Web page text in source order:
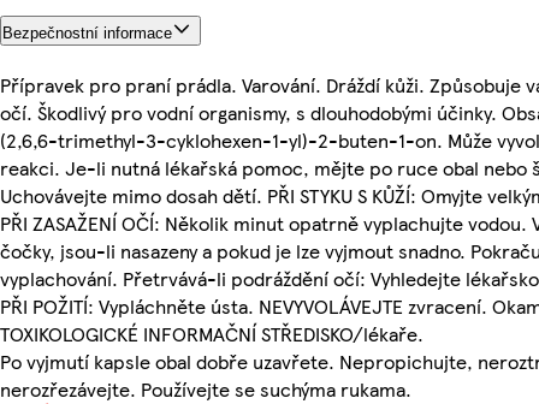
Bezpečnostní informace
Přípravek pro praní prádla. Varování. Dráždí kůži. Způsobuje
očí. Škodlivý pro vodní organismy, s dlouhodobými účinky.
(2,6,6-trimethyl-3-cyklohexen-1-yl)-2-buten-1-on. Může
reakci. Je-li nutná lékařská pomoc, mějte po ruce obal nebo
Uchovávejte mimo dosah dětí. PŘI STYKU S KŮŽÍ: Omyjte
PŘI ZASAŽENÍ OČÍ: Několik minut opatrně vyplachujte vodou.
čočky, jsou-li nasazeny a pokud je lze vyjmout snadno.
vyplachování. Přetrvává-li podráždění očí: Vyhledejte
PŘI POŽITÍ: Vypláchněte ústa. NEVYVOLÁVEJTE zvracení.
TOXIKOLOGICKÉ INFORMAČNÍ STŘEDISKO/lékaře.
Po vyjmutí kapsle obal dobře uzavřete. Nepropichujte,
nerozřezávejte. Používejte se suchýma rukama.